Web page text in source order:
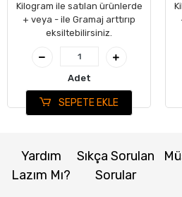
Kilogram ile satılan ürünlerde
+ veya - ile Gramaj arttırıp
eksiltebilirsiniz.
Adet
SEPETE EKLE
Yardım
Lazım Mı?
Sıkça Sorulan
Sorular